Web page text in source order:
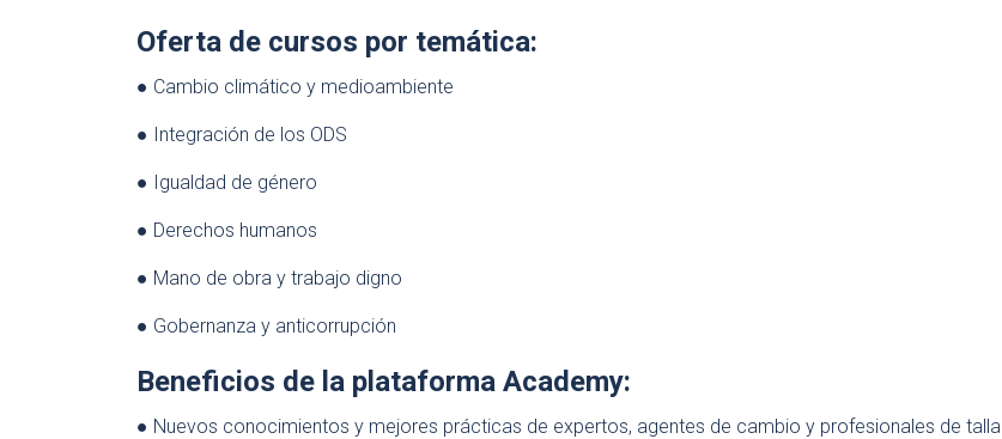
Oferta de cursos por temática:
● Cambio climático y medioambiente
● Integración de los ODS
● Igualdad de género
● Derechos humanos
● Mano de obra y trabajo digno
● Gobernanza y anticorrupción
Beneficios de la plataforma Academy:
● Nuevos conocimientos y mejores prácticas de expertos, agentes de cambio y profesionales de talla